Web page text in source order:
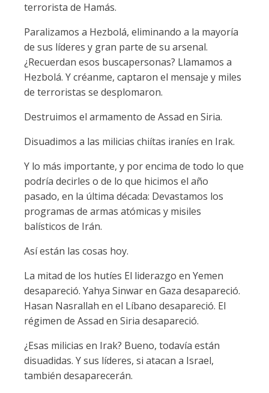
terrorista de Hamás.
Paralizamos a Hezbolá, eliminando a la mayoría
de sus líderes y gran parte de su arsenal.
¿Recuerdan esos buscapersonas? Llamamos a
Hezbolá. Y créanme, captaron el mensaje y miles
de terroristas se desplomaron.
Destruimos el armamento de Assad en Siria.
Disuadimos a las milicias chiítas iraníes en Irak.
Y lo más importante, y por encima de todo lo que
podría decirles o de lo que hicimos el año
pasado, en la última década: Devastamos los
programas de armas atómicas y misiles
balísticos de Irán.
Así están las cosas hoy.
La mitad de los hutíes El liderazgo en Yemen
desapareció. Yahya Sinwar en Gaza desapareció.
Hasan Nasrallah en el Líbano desapareció. El
régimen de Assad en Siria desapareció.
¿Esas milicias en Irak? Bueno, todavía están
disuadidas. Y sus líderes, si atacan a Israel,
también desaparecerán.